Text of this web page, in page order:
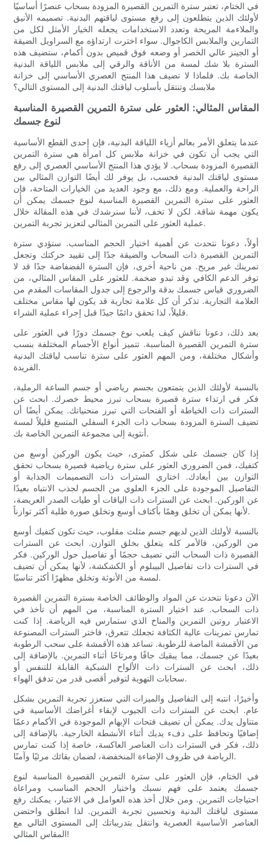
في الختام، تعتبر سترة التمرين القصيرة المزودة بسحاب عنصرًا أساسيًا
لأولئك الذين يتطلعون إلى رفع مستوى لياقتهم البدنية. تصميمه الأنيق
والملاءمة المريحة وتعدد الاستخدامات يجعله الخيار الأمثل لكل من
التمارين والملابس الكاجوال. سواء اخترت ارتداؤه مع السراويل الضيقة
أو الجينز عالي الخصر أو وضعه فوق قميص بدون أكمام، ستضيف هذه
السترة بلا شك لمسة من الأناقة والرقي إلى ملابس اللياقة البدنية
الخاصة بك. فلماذا لا تضيف هذا المنتج العصري الأساسي إلى خزانة
ملابسك وتنتقل بأسلوب لياقتك البدنية إلى المستوى التالي؟
المقاس المثالي: العثور على سترة التمرين القصيرة المناسبة
لنوع جسمك
عندما يتعلق الأمر بعالم أزياء اللياقة البدنية، فإن إحدى القطع الأساسية
التي يجب أن تكون في خزانة ملابس كل امرأة هي سترة التمرين
القصيرة المزودة بسحاب. لا يؤدي هذا المنتج الأساسي العصري إلى رفع
مستوى لياقتك البدنية فحسب، بل يوفر لك أيضًا التوازن المثالي بين
الراحة والعملية. ومع ذلك، مع وجود العديد من الخيارات المتاحة، فإن
العثور على سترة التمرين القصيرة المناسبة لنوع جسمك يمكن أن
يكون مهمة شاقة. لكن لا تخف، لأننا سنرشدك في هذه المقالة خلال
عملية العثور على التمرين المثالي لتعزيز تجربة التمرين.
أولاً، دعونا نتحدث عن أهمية اختيار الحجم المناسب. ستؤدي سترة
التمرين القصيرة ذات السحاب والضيقة جدًا إلى تقييد حركتك وتجعل
تمرينك غير مريح. من ناحية أخرى، فإن السترة الفضفاضة جدًا قد لا
توفر الدعم الكافي وقد تبدو ضخمة. للعثور على المقاس المثالي، من
الضروري قياس جسمك بدقة والرجوع إلى جدول المقاسات المقدم من
العلامة التجارية. تذكر أن كل علامة تجارية قد يكون لها مقاس مختلف
قليلاً، لذا تحقق دائمًا جيدًا قبل إجراء عملية الشراء.
بعد ذلك، دعونا نناقش كيف يلعب نوع جسمك دورًا في العثور على
سترة التمرين القصيرة المناسبة. تتميز أنواع الأجسام المختلفة بنسب
وأشكال مختلفة، ومن المهم العثور على سترة تناسب لياقتك البدنية
الفريدة.
بالنسبة لأولئك الذين يتمتعون بجسم رياضي أو جسم الساعة الرملية،
فكر في ارتداء سترة قصيرة بسحاب تبرز محيط خصرك. ابحث عن
السترات ذات الخياطة أو الفتحات التي تبرز منحنياتك. يمكن أيضًا أن
تضيف السترة المزودة بسحاب ذات الجزء السفلي المتسع قليلاً لمسة
أنثوية إلى مجموعة التمرين الخاصة بك.
إذا كان جسمك على شكل كمثرى، حيث يكون الوركين أوسع من
كتفيك، فمن الضروري العثور على سترة رياضية قصيرة بسحاب تحقق
التوازن بين أبعادك. اختاري السترات ذات التصميمات الجذابة أو
التفاصيل الموجودة على الجزء العلوي من الجسم لجذب الانتباه بعيدًا
عن الوركين. ابحث عن السترات ذات الياقات أو طيات الصدر العريضة،
لأنها يمكن أن تخلق وهمًا بأكتاف أوسع وتخلق صورة ظلية أكثر توازناً.
بالنسبة لأولئك الذين لديهم جسم مثلث مقلوب، حيث تكون كتفيك أوسع
من الوركين، فالأمر كله يتعلق بخلق التوازن. ابحث عن السترات
القصيرة ذات السحاب التي تضيف حجمًا أو تفاصيل حول الوركين. فكر
في السترات ذات تفاصيل البيبلوم أو الكشكشة، لأنها يمكن أن تضيف
لمسة من الأنوثة وتخلق مظهرًا أكثر تناسبًا.
الآن دعونا نتحدث عن المواد والوظائف الخاصة بسترة التمرين القصيرة
ذات السحاب. عند اختيار السترة المناسبة، من المهم أن تأخذ في
الاعتبار روتين التمرين والمناخ الذي ستمارس فيه الرياضة. إذا كنت
تمارس تمرينات عالية الكثافة تجعلك تتعرق، فاختر السترات المصنوعة
من الأقمشة الماصة للرطوبة. تساعد هذه الأقمشة على سحب الرطوبة
بعيدًا عن جسمك، مما يبقيك جافًا ومرتاحًا أثناء التمرين. بالإضافة إلى
ذلك، ابحث عن السترات ذات الألواح الشبكية القابلة للتنفس أو
سحابات التهوية لتوفير أقصى قدر من تدفق الهواء.
وأخيرًا، انتبه إلى التفاصيل والميزات التي ستعزز تجربة التمرين بشكل
عام. ابحث عن السترات ذات الجيوب لإبقاء أغراضك الأساسية في
متناول يدك. يمكن أن تضيف فتحات الإبهام الموجودة في الأكمام دعمًا
إضافيًا وتحافظ على دفء يديك أثناء الأنشطة الخارجية. بالإضافة إلى
ذلك، فكر في السترات ذات العناصر العاكسة، خاصة إذا كنت تمارس
الرياضة في ظروف الإضاءة المنخفضة، لضمان بقائك مرئيًا وآمنًا.
في الختام، فإن العثور على سترة التمرين القصيرة المناسبة لنوع
جسمك يعتمد على فهم نسبك واختيار الحجم المناسب ومراعاة
احتياجات التمرين. ومن خلال أخذ هذه العوامل في الاعتبار، يمكنك رفع
مستوى لياقتك البدنية وتحسين تجربة التمرين. لذا انطلق واحتضن
العناصر الأساسية العصرية وانتقل بتدريباتك إلى المستوى التالي مع
المقاس المثالي!